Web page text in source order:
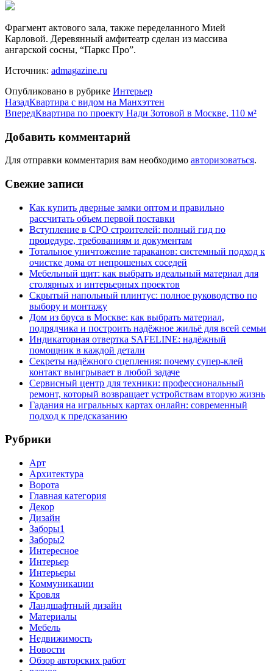
Фрагмент актового зала, также переделанного Мией
Карловой. Деревянный амфитеатр сделан из массива
ангарской сосны, “Паркс Про”.
Источник: admagazine.ru
Опубликовано в рубрике Интерьер
НазадКвартира с видом на Манхэттен
ВпередКвартира по проекту Нади Зотовой в Москве, 110 м²
Добавить комментарий
Для отправки комментария вам необходимо авторизоваться.
Свежие записи
Как купить дверные замки оптом и правильно
рассчитать объем первой поставки
Вступление в СРО строителей: полный гид по
процедуре, требованиям и документам
Тотальное уничтожение тараканов: системный подход к
очистке дома от непрошеных соседей
Мебельный щит: как выбрать идеальный материал для
столярных и интерьерных проектов
Скрытый напольный плинтус: полное руководство по
выбору и монтажу
Дом из бруса в Москве: как выбрать материал,
подрядчика и построить надёжное жильё для всей семьи
Индикаторная отвертка SAFELINE: надёжный
помощник в каждой детали
Секреты надёжного сцепления: почему супер‑клей
контакт выигрывает в любой задаче
Сервисный центр для техники: профессиональный
ремонт, который возвращает устройствам вторую жизнь
Гадания на игральных картах онлайн: современный
подход к предсказанию
Рубрики
Арт
Архитектура
Ворота
Главная категория
Декор
Дизайн
Заборы1
Заборы2
Интересное
Интерьер
Интерьеры
Коммуникации
Кровля
Ландшафтный дизайн
Материалы
Мебель
Недвижимость
Новости
Обзор авторских работ